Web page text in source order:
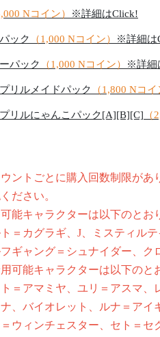
Nコイン） ※詳細はClick!
ック （1,000 Nコイン） ※詳細は
パック （1,000 Nコイン） ※詳細
リルメイドパック （1,800 Nコイ
リルにゃんこパック[A][B][C] （
ントごとに購入回数制限があ
ださい。
能キャラクターは以下のとお
＝カグラギ、J、ミスティルテ
ュナイダー、クロウ
可能キャラクターは以下のと
＝アマミヤ、ユリ＝アスマ、
ト、ルナ＝アイギス
ー、セト＝セクメト